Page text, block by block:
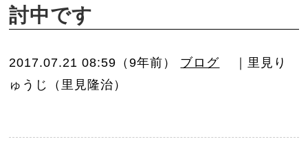
討中です
2017.07.21 08:59（9年前） ブログ
｜里見り
ゅうじ（里見隆治）